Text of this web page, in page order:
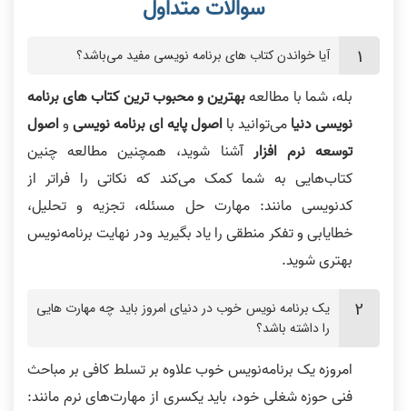
آیا خواندن کتاب های برنامه نویسی مفید می‌باشد؟
بله، شما با مطالعهبهترین و محبوب ترین کتاب های برنامه
نویسی دنیامی‌‌توانید بااصول پایه ای برنامه نویسیواصول
توسعه نرم افزار آشنا شوید، همچنین مطالعه چنین
کتاب‌هایی به شما کمک می‌کند که نکاتی را فراتر از
کدنویسی مانند: مهارت حل مسئله، تجزیه و تحلیل،
خطایابی و تفکر منطقی را یاد بگیرید ودر نهایت برنامه‌نویس
بهتری شوید.
یک برنامه نویس خوب در دنیای امروز باید چه مهارت هایی
را داشته باشد؟
امروزه یک برنامه‌نویس خوب علاوه بر تسلط کافی بر مباحث
فنی حوزه شغلی خود، باید یکسری از مهارت‌های نرم مانند: